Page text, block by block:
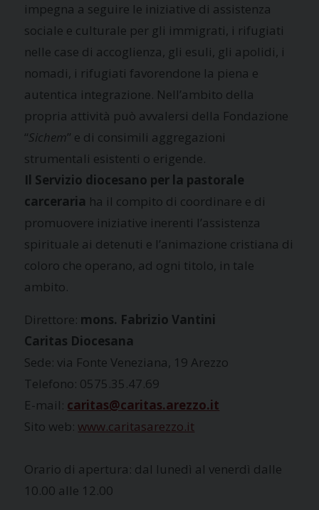
impegna a seguire le iniziative di assistenza
sociale e culturale per gli immigrati, i rifugiati
nelle case di accoglienza, gli esuli, gli apolidi, i
nomadi, i rifugiati favorendone la piena e
autentica integrazione. Nell’ambito della
propria attività può avvalersi della Fondazione
“Sichem” e di consimili aggregazioni
strumentali esistenti o erigende.
Il Servizio diocesano per la pastorale
carceraria ha il compito di coordinare e di
promuovere iniziative inerenti l’assistenza
spirituale ai detenuti e l’animazione cristiana di
coloro che operano, ad ogni titolo, in tale
ambito.
Direttore: mons. Fabrizio Vantini
Caritas Diocesana
Sede: via Fonte Veneziana, 19 Arezzo
Telefono: 0575.35.47.69
E-mail: caritas@caritas.arezzo.it
Sito web:www.caritasarezzo.it
Orario di apertura: dal lunedì al venerdì dalle
10.00 alle 12.00